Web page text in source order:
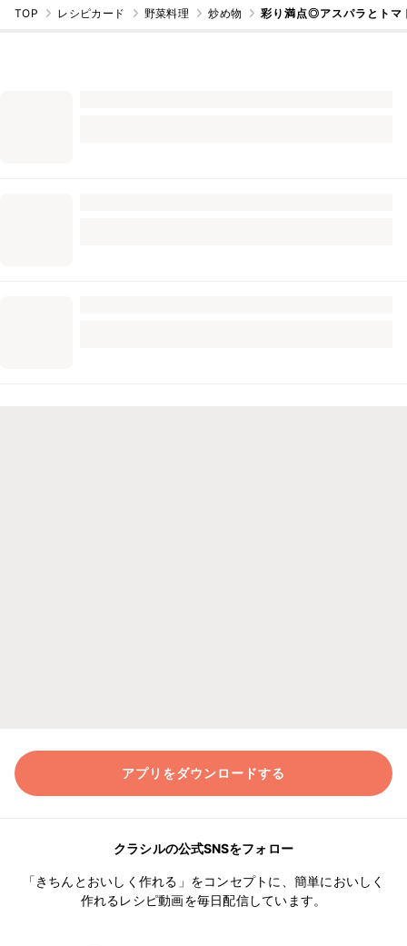
TOP レシピカード 野菜料理 炒め物 彩り満点◎アスパラとトマ
アプリをダウンロードする
クラシルの公式SNSをフォロー
「きちんとおいしく作れる」をコンセプトに、簡単においしく
作れるレシピ動画を毎日配信しています。